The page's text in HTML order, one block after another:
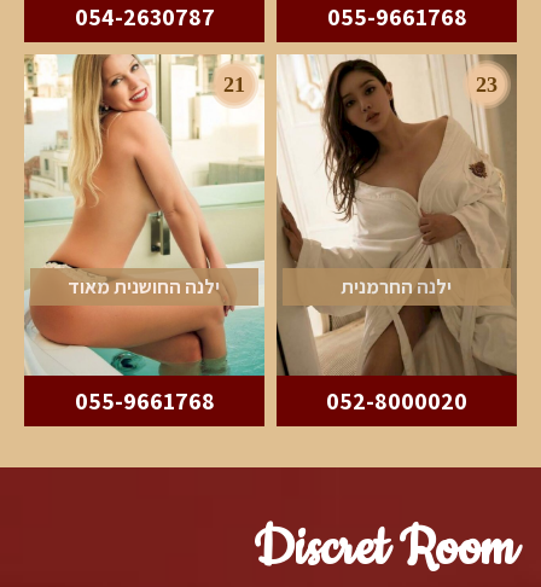
055-9661768
054-2630787
23
ילנה החרמנית
052-8000020
21
ילנה החושנית מאוד
055-9661768
Discret Room